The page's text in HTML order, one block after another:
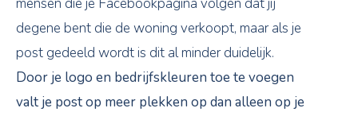
degene bent die de woning verkoopt, maar als je
post gedeeld wordt is dit al minder duidelijk.
Door je logo en bedrijfskleuren toe te voegen
valt je post op meer plekken op dan alleen op je